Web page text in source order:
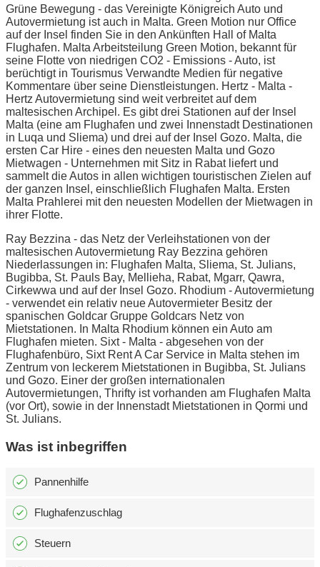
Grüne Bewegung - das Vereinigte Königreich Auto und
Autovermietung ist auch in Malta. Green Motion nur Office
auf der Insel finden Sie in den Ankünften Hall of Malta
Flughafen. Malta Arbeitsteilung Green Motion, bekannt für
seine Flotte von niedrigen CO2 - Emissions - Auto, ist
berüchtigt in Tourismus Verwandte Medien für negative
Kommentare über seine Dienstleistungen. Hertz - Malta -
Hertz Autovermietung sind weit verbreitet auf dem
maltesischen Archipel. Es gibt drei Stationen auf der Insel
Malta (eine am Flughafen und zwei Innenstadt Destinationen
in Luqa und Sliema) und drei auf der Insel Gozo. Malta, die
ersten Car Hire - eines den neuesten Malta und Gozo
Mietwagen - Unternehmen mit Sitz in Rabat liefert und
sammelt die Autos in allen wichtigen touristischen Zielen auf
der ganzen Insel, einschließlich Flughafen Malta. Ersten
Malta Prahlerei mit den neuesten Modellen der Mietwagen in
ihrer Flotte.
Ray Bezzina - das Netz der Verleihstationen von der
maltesischen Autovermietung Ray Bezzina gehören
Niederlassungen in: Flughafen Malta, Sliema, St. Julians,
Bugibba, St. Pauls Bay, Mellieha, Rabat, Mgarr, Qawra,
Cirkewwa und auf der Insel Gozo. Rhodium - Autovermietung
- verwendet ein relativ neue Autovermieter Besitz der
spanischen Goldcar Gruppe Goldcars Netz von
Mietstationen. In Malta Rhodium können ein Auto am
Flughafen mieten. Sixt - Malta - abgesehen von der
Flughafenbüro, Sixt Rent A Car Service in Malta stehen im
Zentrum von leckerem Mietstationen in Bugibba, St. Julians
und Gozo. Einer der großen internationalen
Autovermietungen, Thrifty ist vorhanden am Flughafen Malta
(vor Ort), sowie in der Innenstadt Mietstationen in Qormi und
St. Julians.
Was ist inbegriffen
Pannenhilfe
Flughafenzuschlag
Steuern